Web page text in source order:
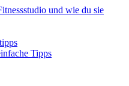
und wie du sie
Tipps